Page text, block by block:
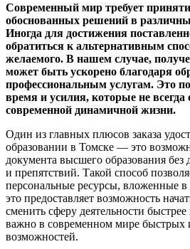
Современный мир требует
обоснованных решений в
Иногда для достижения
обратиться к альтернативным
желаемого. В нашем случае,
может быть ускорено благодаря
профессиональным услугам. Это
время и усилия, которые не
современной динамичной жизни.
Один из главных плюсов заказа
образовании в Томске — это
документа высшего образования
и препятствий. Такой способ
персональные ресурсы, вложенные в
это предоставляет возможность
сменить сферу деятельности
важно в современном мире быстрых
возможностей.